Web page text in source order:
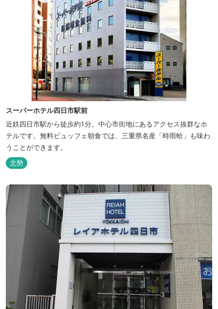
スーパーホテル四日市駅前
近鉄四日市駅から徒歩約1分。中心市街地にあるアクセス抜群なホ
テルです。無料ビュッフェ朝食では、三重県名産「時雨蛤」も味わ
うことができます。
北勢